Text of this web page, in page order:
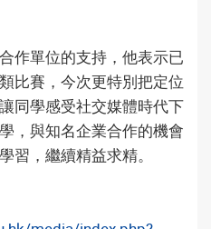
作單位的支持，他表示已
比賽，今次更特別把定位
同學感受社交媒體時代下
，與知名企業合作的機會
習，繼續精益求精。